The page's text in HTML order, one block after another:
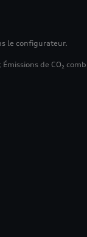
le configurateur.
; Émissions de CO₂